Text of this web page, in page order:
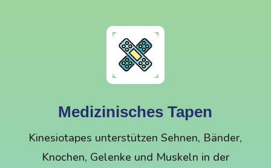
Medizinisches Tapen
Kinesiotapes unterstützen Sehnen, Bänder,
Knochen, Gelenke und Muskeln in der